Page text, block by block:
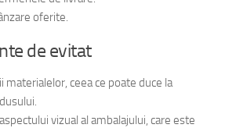
oferite.
de evitat
materialelor, ceea ce poate duce la
vizual al ambalajului, care este